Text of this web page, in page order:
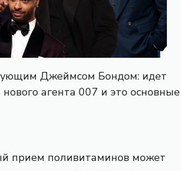
Джеймсом Бондом: идет
нового агента 007 и это основные